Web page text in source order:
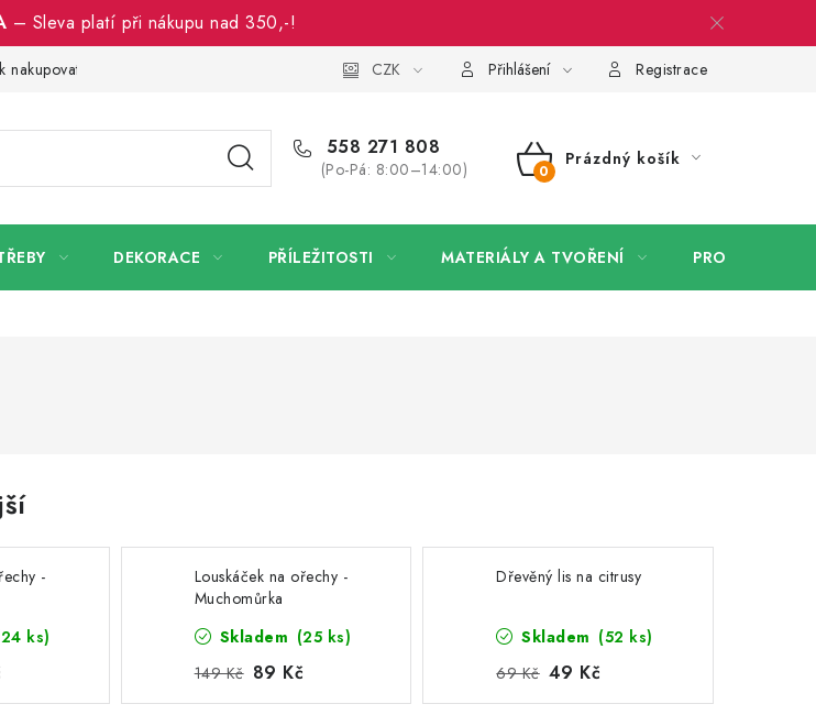
– Sleva platí při nákupu nad 350,-!
nakupovat Pro firmy Velkoobchod Kontakt
CZK Přihlášení Registrace
558 271 808
(Po-Pá: 8:00–14:00)
NÁKUPNÍ
Prázdný košík
DEKORACE PŘÍLEŽITOSTI MATERIÁLY A TVOŘENÍ PRO FIRMY
-
ks)
Louskáček na ořechy -
Muchomůrka
Skladem (25 ks)
149 Kč 89 Kč
Dřevěný lis na citrusy
Skladem (52 ks)
69 Kč 49 Kč